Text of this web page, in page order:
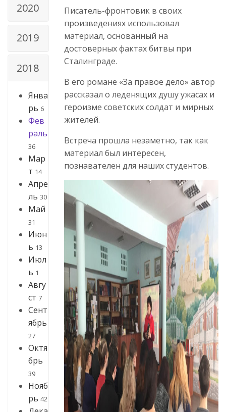
2020
2019
2018
Янва
рь 6
Фев
раль
36
Мар
т 14
Апре
ль 30
Май
31
Июн
ь 13
Июл
ь 1
Авгу
ст 7
Сент
ябрь
27
Октя
брь
39
Нояб
рь 42
Писатель-фронтовик в своих
произведениях использовал
материал, основанный на
достоверных фактах битвы при
Сталинграде.
В его романе «За правое дело» автор
рассказал о леденящих душу ужасах и
героизме советских солдат и мирных
жителей.
Встреча прошла незаметно, так как
материал был интересен,
познавателен для наших студентов.